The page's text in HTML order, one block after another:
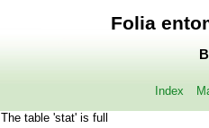
Folia
Index
The table 'stat' is full